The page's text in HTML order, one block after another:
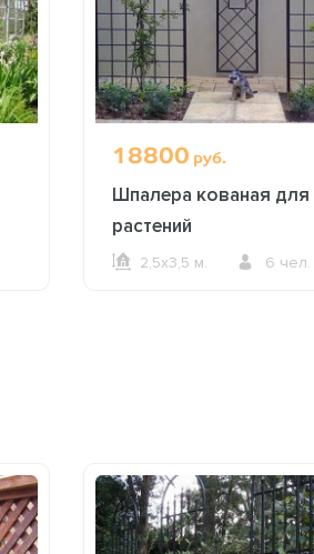
18800 руб.
Шпалера кованая для
растений
2,5х3,5 м. 6 чел.